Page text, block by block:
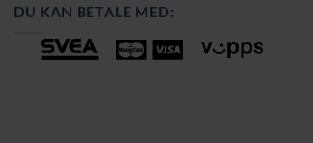
DU KAN BETALE MED: